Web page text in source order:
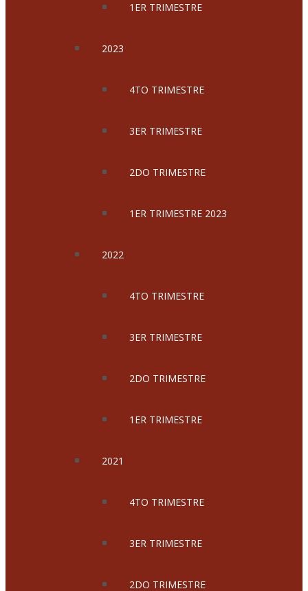
1ER TRIMESTRE
2023
4TO TRIMESTRE
3ER TRIMESTRE
2DO TRIMESTRE
1ER TRIMESTRE 2023
2022
4TO TRIMESTRE
3ER TRIMESTRE
2DO TRIMESTRE
1ER TRIMESTRE
2021
4TO TRIMESTRE
3ER TRIMESTRE
2DO TRIMESTRE